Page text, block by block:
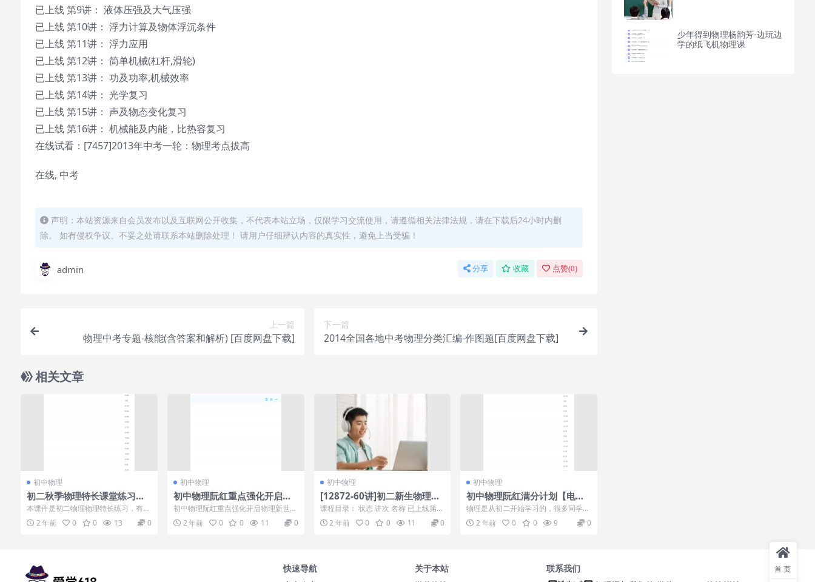
已上线 第9讲： 液体压强及大气压强
已上线 第10讲： 浮力计算及物体浮沉条件
已上线 第11讲： 浮力应用
已上线 第12讲： 简单机械(杠杆,滑轮)
已上线 第13讲： 功及功率,机械效率
已上线 第14讲： 光学复习
已上线 第15讲： 声及物态变化复习
已上线 第16讲： 机械能及内能，比热容复习
在线试看：[7457]2013年中考一轮：物理考点拔高
在线, 中考
声明：本站资源来自会员发布以及互联网公开收集，不代表本站立场，仅限学习交流使用，请遵循相关法律法规，请在下载后24小时内删
除。 如有侵权争议、不妥之处请联系本站删除处理！ 请用户仔细辨认内容的真实性，避免上当受骗！
admin 分享 收藏 点赞(0)
上一篇
物理中考专题-核能(含答案和解析) [百度网盘下载]
下一篇
2014全国各地中考物理分类汇编-作图题[百度网盘下载]
相关文章
初中物理
初二秋季物理特长课堂练习及
讲义学生教师版知识点整理大
全
本课件是初二物理物理特长练习，有学
生版和老师版，学生可以下载学习，老
师可以当教案...
2 年前 0 0 13 0
初中物理
初中物理阮红重点强化开启物
理新世界之声、光、运动
初中物理阮红重点强化开启物理新世界
之声、光、运动的课程视频来了，课上
没听懂的，通...
2 年前 0 0 11 0
初中物理
[12872-60讲]初二新生物理年
卡目标满分班（人教版）[杜春
雨]=12878
课程目录： 状态 讲次 名称 已上线第1
讲：机械运动-长度时间测量、运动描
述 已...
2 年前 0 0 11 0
初中物理
初中物理阮红满分计划【电学
篇】之电压与电阻知识点讲解
视频学习
物理是从初二开始学习的，很多同学刚
开始觉得物理难学，但是只要下定决心
用心学，还是...
2 年前 0 0 9 0
少年得到物理杨韵芳-边玩边
学的纸飞机物理课
快速导航
关于本站
联系我们
首页